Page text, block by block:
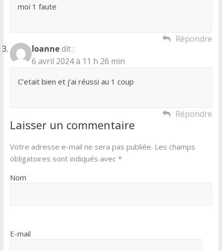
moi 1 faute
Répondre
loannedit :
6 avril 2024 à 11 h 26 min
C’etait bien et j’ai réussi au 1 coup
Répondre
Laisser un commentaire
Votre adresse e-mail ne sera pas publiée. Les champs
obligatoires sont indiqués avec *
Nom
E-mail